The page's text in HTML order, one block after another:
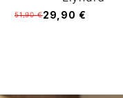
51,90 €29,90 €